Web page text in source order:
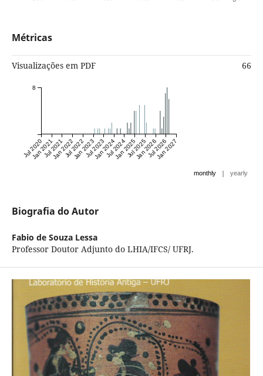
Métricas
Visualizações em PDF 66
Jul 2020
Jan 2021Jul 2021
Jan 2022Jul 2022
Jan 2023Jul 2023
Jan 2024Jul 2024
Jan 2025Jul 2025
Jan 2026Jul 2026
Jan 2027
8
monthly | yearly
Biografia do Autor
Fabio de Souza Lessa
Professor Doutor Adjunto do LHIA/IFCS/ UFRJ.